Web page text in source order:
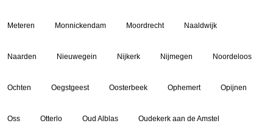
Meteren Monnickendam Moordrecht Naaldwijk
Naarden Nieuwegein Nijkerk Nijmegen Noordeloos
Ochten Oegstgeest Oosterbeek Ophemert Opijnen
Oss Otterlo Oud Alblas Oudekerk aan de Amstel